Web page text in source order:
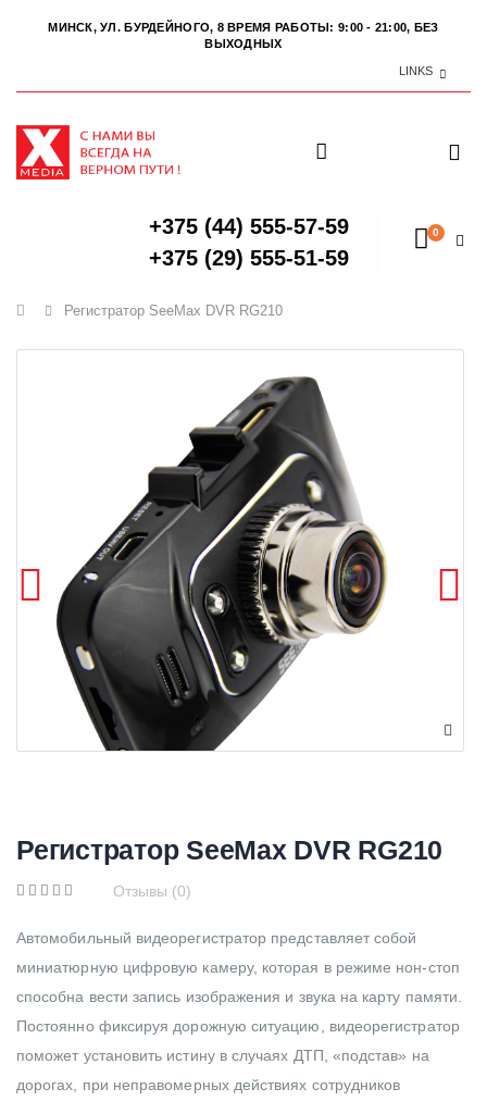
МИНСК, УЛ. БУРДЕЙНОГО, 8 ВРЕМЯ РАБОТЫ: 9:00 - 21:00, БЕЗ
ВЫХОДНЫХ
LINKS
+375 (44) 555-57-59
+375 (29) 555-51-59
0
Главная
Регистратор SeeMax DVR RG210
Регистратор SeeMax DVR RG210
Отзывы (0)
Автомобильный видеорегистратор представляет собой
миниатюрную цифровую камеру, которая в режиме нон-стоп
способна вести запись изображения и звука на карту памяти.
Постоянно фиксируя дорожную ситуацию, видеорегистратор
поможет установить истину в случаях ДТП, «подстав» на
дорогах, при неправомерных действиях сотрудников